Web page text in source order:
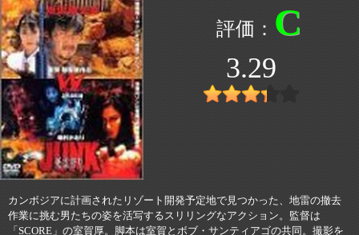
C
3.29
カンボジアに計画されたリゾート開発予定地で見つかった、地雷の撤去
作業に挑む男たちの姿を活写するスリリングなアクション。監督は
「SCORE」の室賀厚。脚本は室賀とボブ・サンティアゴの共同。撮影を